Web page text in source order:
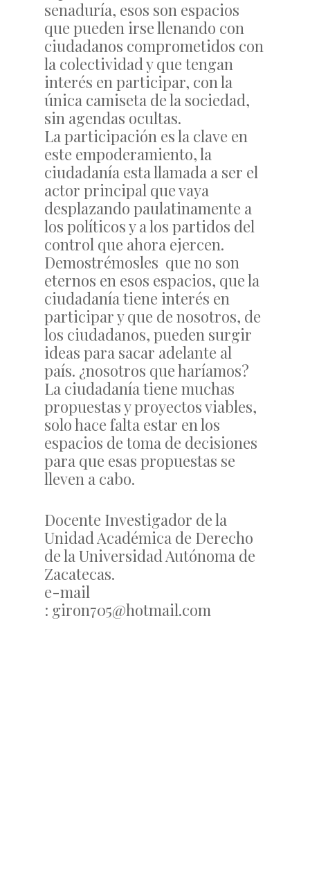
senaduría, esos son espacios
que pueden irse llenando con
ciudadanos comprometidos con
la colectividad y que tengan
interés en participar, con la
única camiseta de la sociedad,
sin agendas ocultas.
La participación es la clave en
este empoderamiento, la
ciudadanía esta llamada a ser el
actor principal que vaya
desplazando paulatinamente a
los políticos y a los partidos del
control que ahora ejercen.
Demostrémosles que no son
eternos en esos espacios, que la
ciudadanía tiene interés en
participar y que de nosotros, de
los ciudadanos, pueden surgir
ideas para sacar adelante al
país. ¿nosotros que haríamos?
La ciudadanía tiene muchas
propuestas y proyectos viables,
solo hace falta estar en los
espacios de toma de decisiones
para que esas propuestas se
lleven a cabo.
Docente Investigador de la
Unidad Académica de Derecho
de la Universidad Autónoma de
Zacatecas.
e-mail
: giron705@hotmail.com